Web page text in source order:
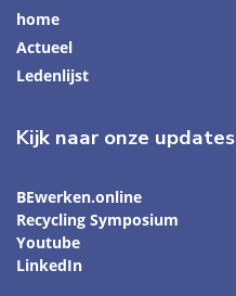
home
Actueel
Ledenlijst
Kijk naar onze updates
BEwerken.online
Recycling Symposium
Youtube
LinkedIn